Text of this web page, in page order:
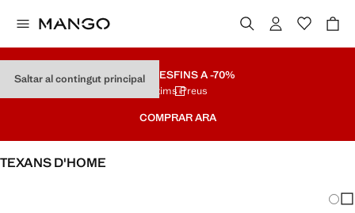
Saltar al contingut principalREBAIXESFINS A -70%
Últims Preus
COMPRAR ARA
TEXANS D'HOME